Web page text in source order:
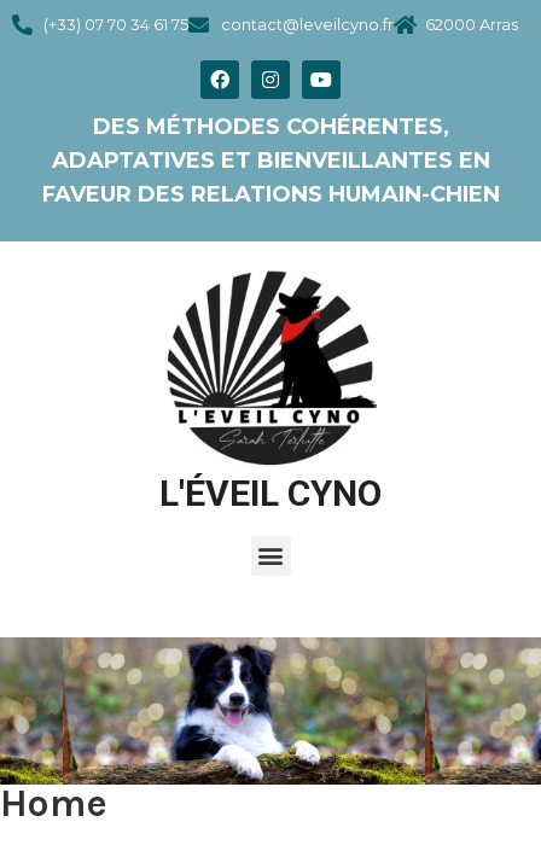
(+33) 07 70 34 61 75 contact@leveilcyno.fr 62000 Arras
DES MÉTHODES COHÉRENTES,
ADAPTATIVES ET BIENVEILLANTES EN
FAVEUR DES RELATIONS HUMAIN-CHIEN
L'ÉVEIL CYNO
Home